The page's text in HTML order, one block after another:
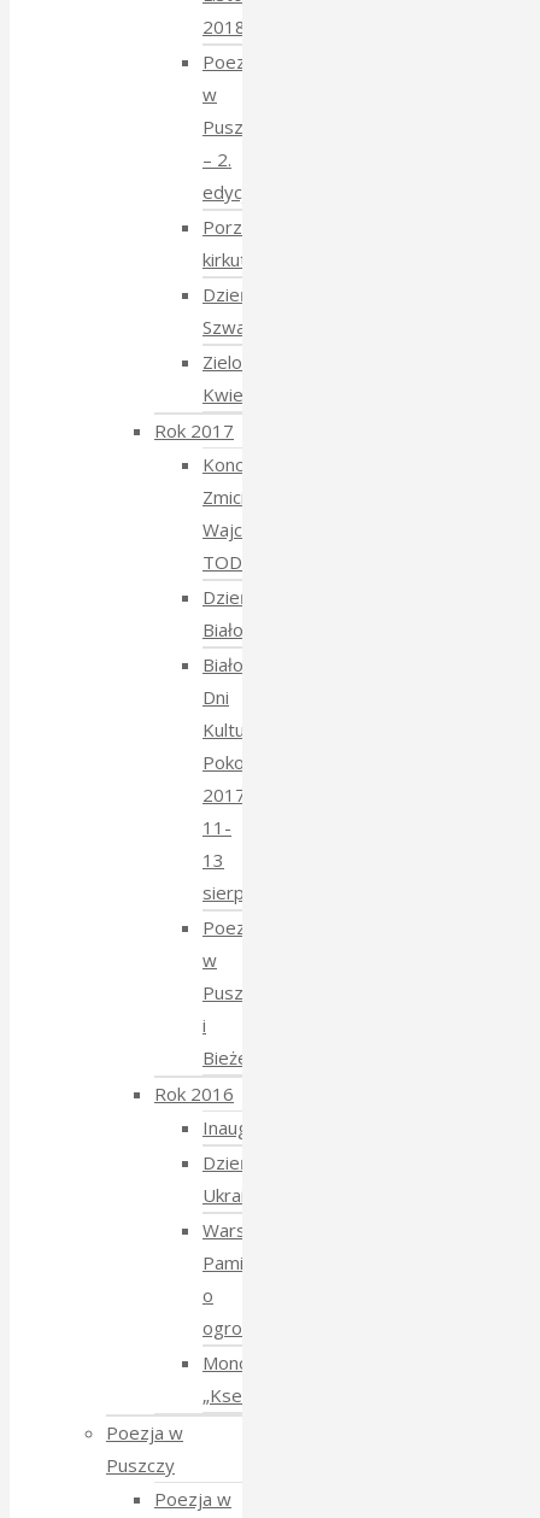
2018
Poezja
w
Puszczy
– 2.
edycja
Porządkowanie
kirkutu
Dzień
Szwajcarski
Zielony
Kwiecień
Rok 2017
Koncert
Zmiciera
Wajciuszkiewicza
TODARA
Dzień
Białoruski
Białowieskie
Dni
Kultury
Pokoju
2017
11-
13
sierpnia
Poezja
w
Puszczy
i
Bieżeństwo
Rok 2016
Inauguracja
Dzień
Ukraiński
Warsztaty:
Pamiętajmy
o
ogrodach
Monodram
„Ksenia”
Poezja w
Puszczy
Poezja w